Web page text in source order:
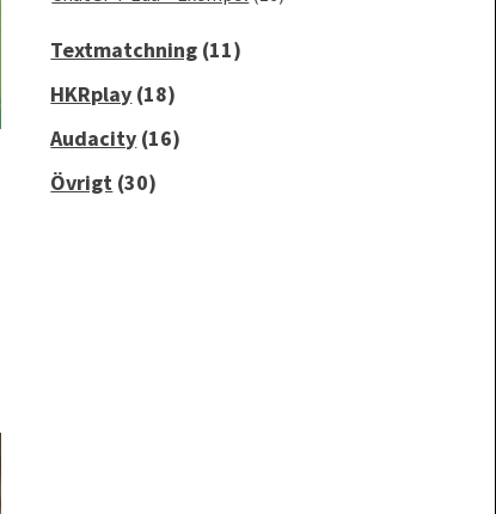
Textmatchning (11)
HKRplay (18)
Audacity (16)
Övrigt (30)